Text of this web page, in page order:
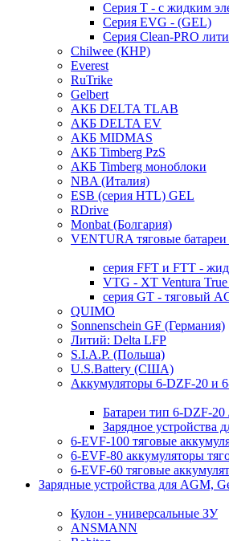
Серия T - с жидким
Серия EVG - (GEL)
Серия Clean-PRO
Chilwee (КНР)
Everest
RuTrike
Gelbert
АКБ DELTA TLAB
АКБ DELTA EV
АКБ MIDMAS
АКБ Timberg PzS
АКБ Timberg моноблоки
NBA (Италия)
ESB (серия HTL) GEL
RDrive
Monbat (Болгария)
VENTURA тяговые
серия FFT и FTT -
VTG - XT Ventura True
серия GT - тяговый
QUIMO
Sonnenschein GF (Германия)
Литий: Delta LFP
S.I.A.P. (Польша)
U.S.Battery (США)
Аккумуляторы 6-DZF-20 и
Батареи тип 6-DZF-
Зарядное устройства
6-EVF-100 тяговые
6-EVF-80 аккумуляторы
6-EVF-60 тяговые
Зарядные устройства для AGM,
Кулон - универсальные ЗУ
ANSMANN